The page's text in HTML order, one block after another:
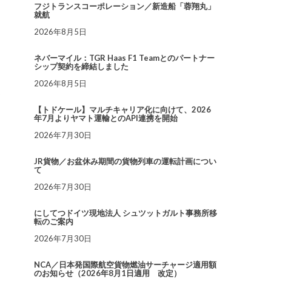
フジトランスコーポレーション／新造船「蓉翔丸」
就航
2026年8月5日
ネバーマイル：TGR Haas F1 Teamとのパートナー
シップ契約を締結しました
2026年8月5日
【トドケール】マルチキャリア化に向けて、2026
年7月よりヤマト運輸とのAPI連携を開始
2026年7月30日
JR貨物／お盆休み期間の貨物列車の運転計画につい
て
2026年7月30日
にしてつドイツ現地法人 シュツットガルト事務所移
転のご案内
2026年7月30日
NCA／日本発国際航空貨物燃油サーチャージ適用額
のお知らせ（2026年8月1日適用 改定）